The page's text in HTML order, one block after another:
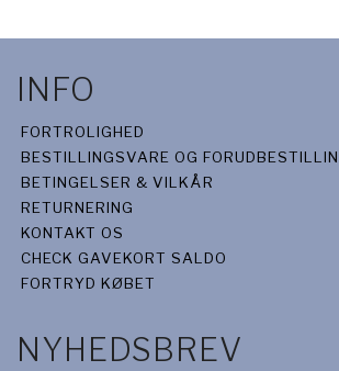
INFO
FORTROLIGHED
BESTILLINGSVARE OG
BETINGELSER & VILKÅR
RETURNERING
KONTAKT OS
CHECK GAVEKORT SALDO
FORTRYD KØBET
NYHEDSBREV